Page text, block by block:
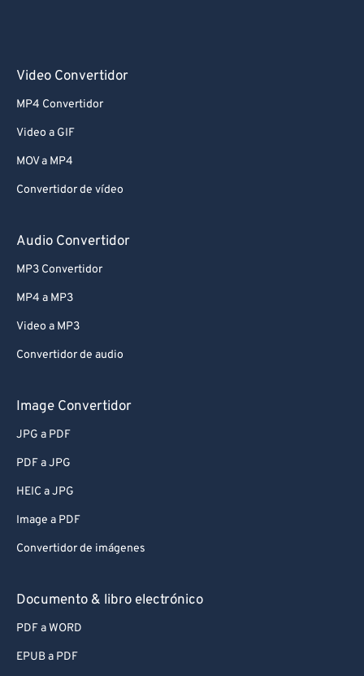
Video Convertidor
MP4 Convertidor
Video a GIF
MOV a MP4
Convertidor de vídeo
Audio Convertidor
MP3 Convertidor
MP4 a MP3
Video a MP3
Convertidor de audio
Image Convertidor
JPG a PDF
PDF a JPG
HEIC a JPG
Image a PDF
Convertidor de imágenes
Documento & libro electrónico
PDF a WORD
EPUB a PDF